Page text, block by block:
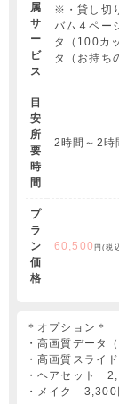
属
サ
ー
ビ
ス
※・貸し切
バム４ペー
タ（100カ
タ（お持ち
目
安
所
要
時
間
2時間～2時
プ
ラ
ン
価
格
60,500 円(税
＊オプション＊
・高画質データ
・高画質スライ
・ヘアセット
・メイク 3,300